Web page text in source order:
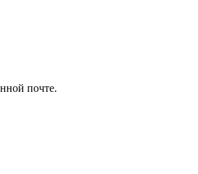
почте.